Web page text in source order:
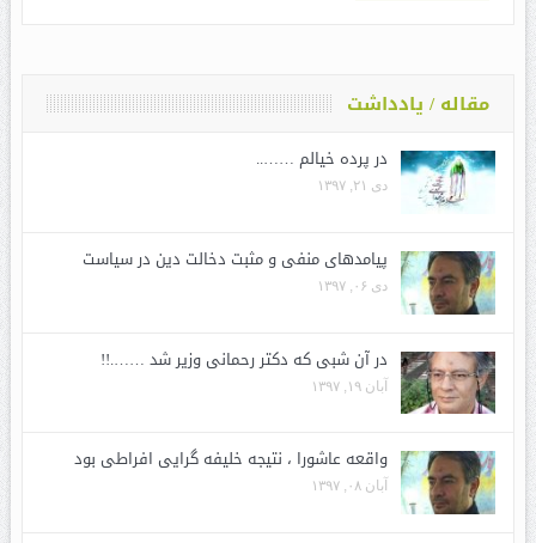
مقاله / یادداشت
در پرده خیالم ……..
دی ۲۱, ۱۳۹۷
پیامدهای منفی و مثبت دخالت دین در سیاست
دی ۰۶, ۱۳۹۷
در آن شبی که دکتر رحمانی وزیر شد …….!!
آبان ۱۹, ۱۳۹۷
واقعه عاشورا ، نتیجه خلیفه گرایی افراطی بود
آبان ۰۸, ۱۳۹۷